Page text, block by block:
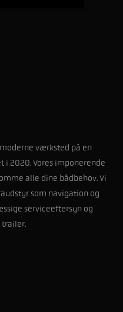
værksted på en
i 2020. Vores imponerende
alle dine bådbehov. Vi
som navigation og
serviceeftersyn og